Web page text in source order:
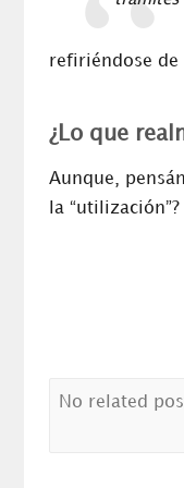
refiriéndose de
¿Lo que
Aunque,
la “utilización”?
No related